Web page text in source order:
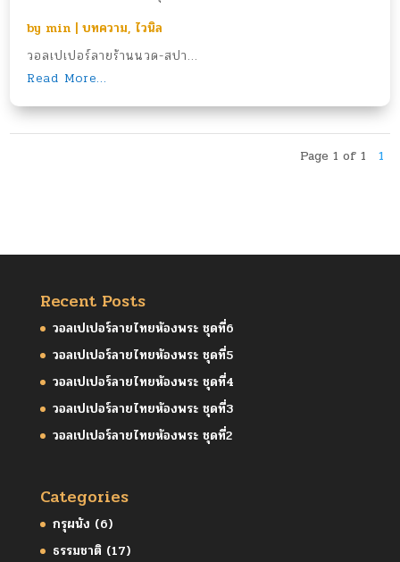
by min |บทความ, ไวนิล
วอลเปเปอร์ลายร้านนวด-สปา...
Read More...
Page 1 of 1 1
Recent Posts
วอลเปเปอร์ลายไทยห้องพระ ชุดที่6
วอลเปเปอร์ลายไทยห้องพระ ชุดที่5
วอลเปเปอร์ลายไทยห้องพระ ชุดที่4
วอลเปเปอร์ลายไทยห้องพระ ชุดที่3
วอลเปเปอร์ลายไทยห้องพระ ชุดที่2
Categories
กรุผนัง (6)
ธรรมชาติ(17)